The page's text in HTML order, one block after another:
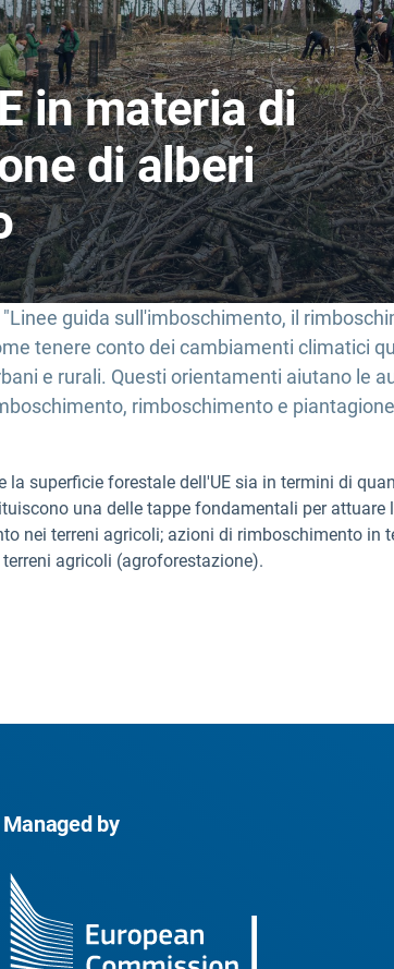
in materia di
di alberi
guida sull'imboschimento, il
tenere conto dei cambiamenti climatici
e rurali. Questi orientamenti aiutano le
rimboschimento e
superficie forestale dell'UE sia in termini di
una delle tappe fondamentali per attuare
nei terreni agricoli; azioni di rimboschimento in
agricoli (agroforestazione).
Managed by